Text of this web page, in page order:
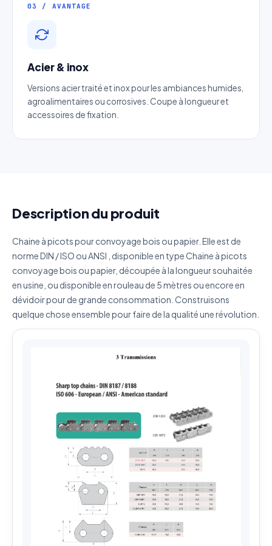
03 / AVANTAGE
Acier & inox
Versions acier traité et inox pour les ambiances humides,
agroalimentaires ou corrosives. Coupe à longueur et
accessoires de fixation.
Description du produit
Chaine à picots pour convoyage bois ou papier. Elle est de
norme DIN / ISO ou ANSI , disponible en type Chaine à picots
convoyage bois ou papier, découpée à la longueur souhaitée
en usine, ou disponible en rouleau de 5 mètres ou encore en
dévidoir pour de grande consommation. Construisons
quelque chose ensemble pour faire de la qualité une révolution.
Téléphone*
Catégorie
Quantité estimée
J'accepte que mes données soient utilisées pour traiter
ma demande. Politique de confidentialité
Envoyer ma demande de devis
Vos données sont protégées et ne seront jamais
partagées